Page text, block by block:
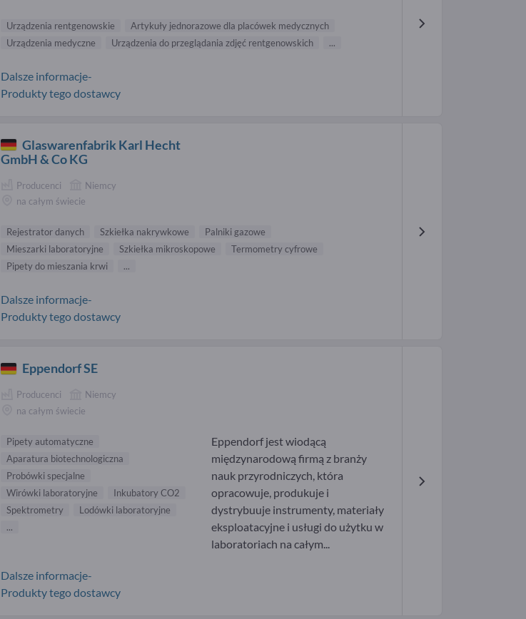
Urządzenia rentgenowskie
Artykuły jednorazowe dla placówek medycznych
Urządzenia medyczne
Urządzenia do przeglądania zdjęć rentgenowskich ...
Dalsze informacje-
Produkty tego dostawcy
Glaswarenfabrik Karl Hecht
GmbH & Co KG
Producenci
Niemcy
na całym świecie
Rejestrator danych Szkiełka nakrywkowe
Palniki gazowe
Mieszarki laboratoryjne
Szkiełka mikroskopowe
Termometry cyfrowe
Pipety do mieszania krwi
...
Dalsze informacje-
Produkty tego dostawcy
Eppendorf SE
Producenci
Niemcy
na całym świecie
Pipety automatyczne
Aparatura biotechnologiczna
Probówki specjalne
Wirówki laboratoryjne
Inkubatory CO2
Spektrometry
Lodówki laboratoryjne
...
Eppendorf jest wiodącą
międzynarodową firmą z branży
nauk przyrodniczych, która
opracowuje, produkuje i
dystrybuuje instrumenty, materiały
eksploatacyjne i usługi do użytku w
laboratoriach na całym...
Dalsze informacje-
Produkty tego dostawcy